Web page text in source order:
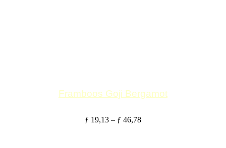
Framboos Goji Bergamot
ƒ 19,13 – ƒ 46,78